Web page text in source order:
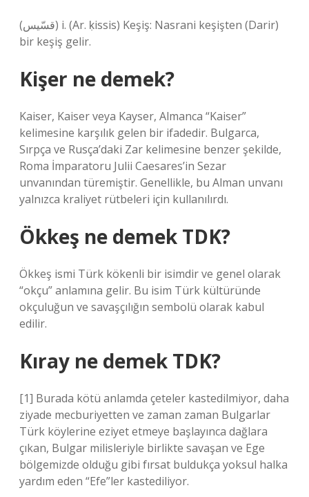
(ﻗﺴّﻴﺲ) i. (Ar. ḳissіs) Keşiş: Nasrani keşişten (Darir)
bir keşiş gelir.
Kişer ne demek?
Kaiser, Kaiser veya Kayser, Almanca “Kaiser”
kelimesine karşılık gelen bir ifadedir. Bulgarca,
Sırpça ve Rusça’daki Zar kelimesine benzer şekilde,
Roma İmparatoru Julii Caesares’in Sezar
unvanından türemiştir. Genellikle, bu Alman unvanı
yalnızca kraliyet rütbeleri için kullanılırdı.
Ökkeş ne demek TDK?
Ökkeş ismi Türk kökenli bir isimdir ve genel olarak
“okçu” anlamına gelir. Bu isim Türk kültüründe
okçuluğun ve savaşçılığın sembolü olarak kabul
edilir.
Kıray ne demek TDK?
[1] Burada kötü anlamda çeteler kastedilmiyor, daha
ziyade mecburiyetten ve zaman zaman Bulgarlar
Türk köylerine eziyet etmeye başlayınca dağlara
çıkan, Bulgar milisleriyle birlikte savaşan ve Ege
bölgemizde olduğu gibi fırsat buldukça yoksul halka
yardım eden “Efe”ler kastediliyor.